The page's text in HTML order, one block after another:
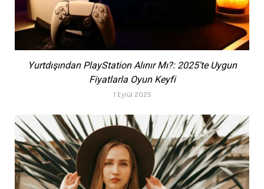
Yurtdışından PlayStation Alınır Mı?: 2025’te Uygun
Fiyatlarla Oyun Keyfi
1 Eylül 2025